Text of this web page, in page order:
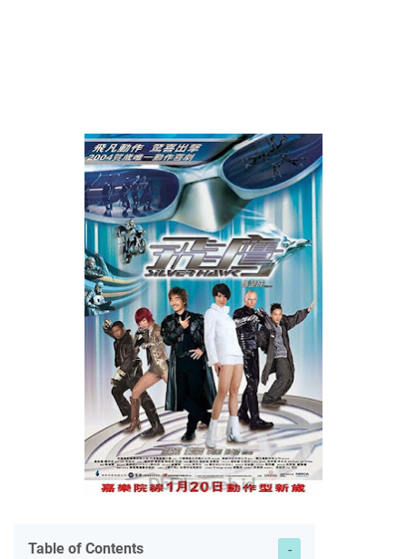
Table of Contents